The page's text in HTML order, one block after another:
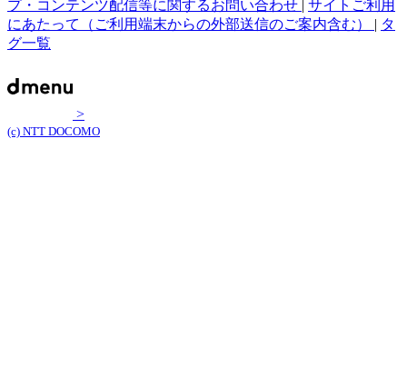
プ・コンテンツ配信等に関するお問い合わせ | サイトご利用
にあたって（ご利用端末からの外部送信のご案内含む） | タ
グ一覧
>
(c) NTT DOCOMO